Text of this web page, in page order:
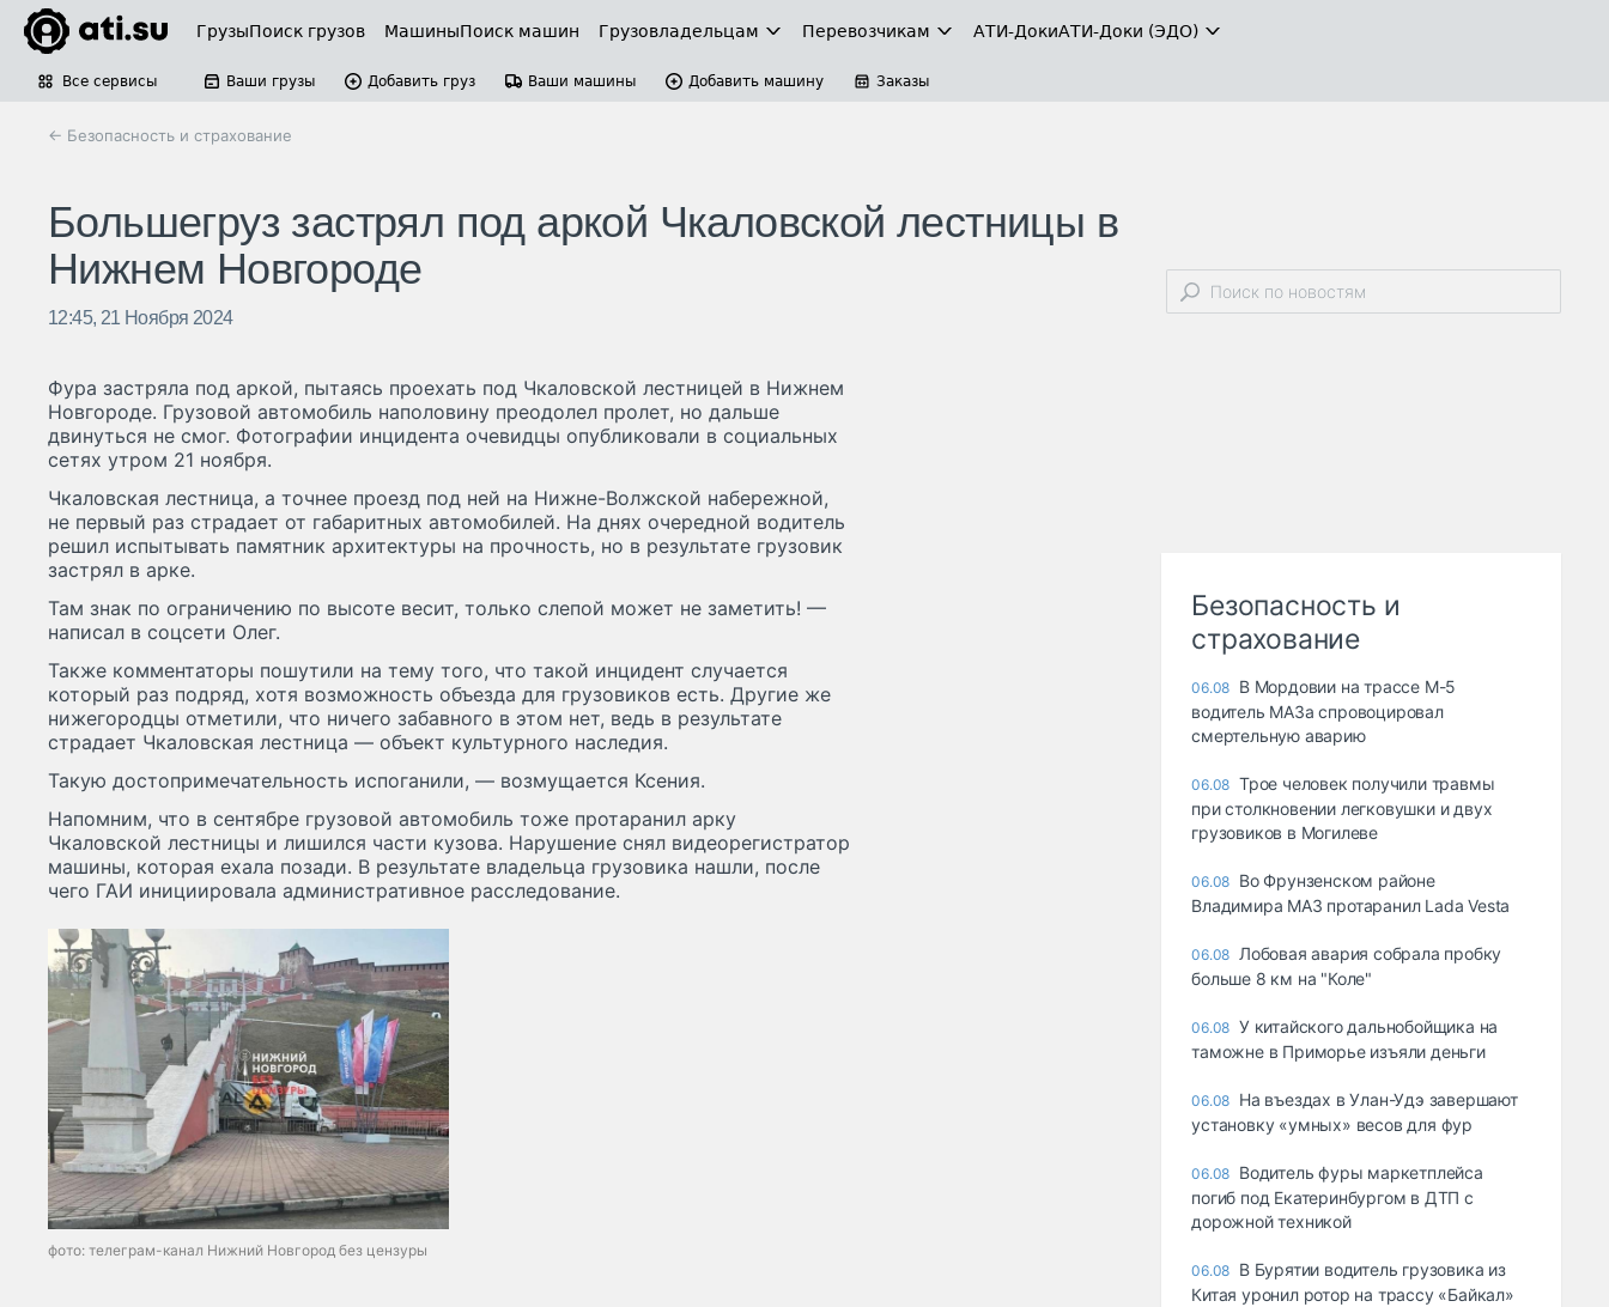
ГрузыПоиск грузов МашиныПоиск машин Грузовладельцам Перевозчикам АТИ-ДокиАТИ-Доки (ЭДО)
Все сервисы Ваши грузы Добавить груз Ваши машины Добавить машину Заказы
← Безопасность и страхование
Большегруз застрял под аркой Чкаловской лестницы в
Нижнем Новгороде
12:45, 21 Ноября 2024
Фура застряла под аркой, пытаясь проехать под Чкаловской лестницей в Нижнем
Новгороде. Грузовой автомобиль наполовину преодолел пролет, но дальше
двинуться не смог. Фотографии инцидента очевидцы опубликовали в социальных
сетях утром 21 ноября.
Чкаловская лестница, а точнее проезд под ней на Нижне-Волжской набережной,
не первый раз страдает от габаритных автомобилей. На днях очередной водитель
решил испытывать памятник архитектуры на прочность, но в результате грузовик
застрял в арке.
Там знак по ограничению по высоте весит, только слепой может не заметить! —
написал в соцсети Олег.
Также комментаторы пошутили на тему того, что такой инцидент случается
который раз подряд, хотя возможность объезда для грузовиков есть. Другие же
нижегородцы отметили, что ничего забавного в этом нет, ведь в результате
страдает Чкаловская лестница — объект культурного наследия.
Такую достопримечательность испоганили, — возмущается Ксения.
Напомним, что в сентябре грузовой автомобиль тоже протаранил арку
Чкаловской лестницы и лишился части кузова. Нарушение снял видеорегистратор
машины, которая ехала позади. В результате владельца грузовика нашли, после
чего ГАИ инициировала административное расследование.
фото: телеграм-канал Нижний Новгород без цензуры
Безопасность и
страхование
06.08 В Мордовии на трассе М-5
водитель МАЗа спровоцировал
смертельную аварию
06.08 Трое человек получили травмы
при столкновении легковушки и двух
грузовиков в Могилеве
06.08 Во Фрунзенском районе
Владимира МАЗ протаранил Lada Vesta
06.08 Лобовая авария собрала пробку
больше 8 км на "Коле"
06.08 У китайского дальнобойщика на
таможне в Приморье изъяли деньги
06.08 Ha въeздax в Улaн-Удэ зaвepшaют
ycтaнoвкy «yмныx» вecoв для фyp
06.08 Водитель фуры маркетплейса
погиб под Екатеринбургом в ДТП с
дорожной техникой
06.08 В Бурятии водитель грузовика из
Китая уронил ротор на трассу «Байкал»